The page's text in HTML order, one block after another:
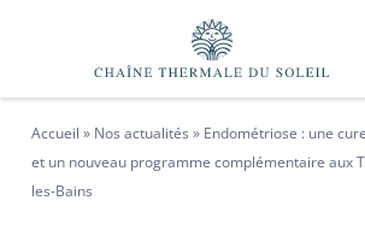
(Pressez
Entrée)
Accueil » Nos actualités » Endométriose : une
et un nouveau programme complémentaire aux
les-Bains